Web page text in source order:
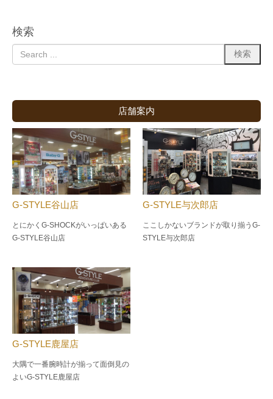
検索
店舗案内
G-STYLE谷山店
とにかくG-SHOCKがいっぱいある
G-STYLE谷山店
G-STYLE与次郎店
ここしかないブランドが取り揃うG-
STYLE与次郎店
G-STYLE鹿屋店
大隅で一番腕時計が揃って面倒見の
よいG-STYLE鹿屋店